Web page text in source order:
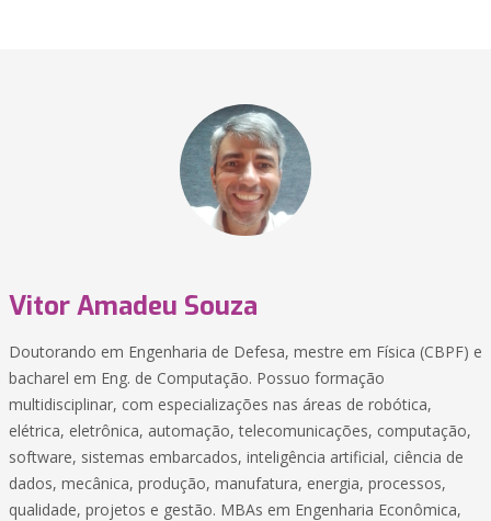
Vitor Amadeu Souza
Doutorando em Engenharia de Defesa, mestre em Física (CBPF) e
bacharel em Eng. de Computação. Possuo formação
multidisciplinar, com especializações nas áreas de robótica,
elétrica, eletrônica, automação, telecomunicações, computação,
software, sistemas embarcados, inteligência artificial, ciência de
dados, mecânica, produção, manufatura, energia, processos,
qualidade, projetos e gestão. MBAs em Engenharia Econômica,